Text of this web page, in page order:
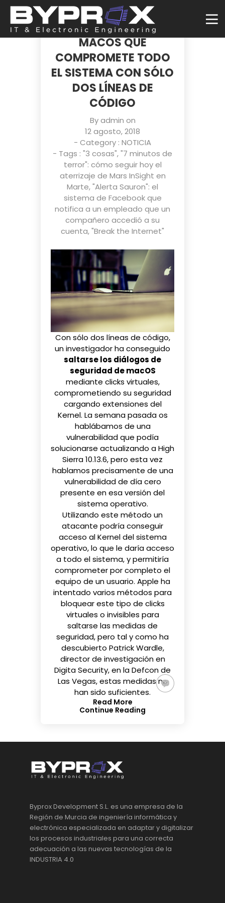
DESCUBIERTA UNA
VULNERABILIDAD EN
MACOS QUE
COMPROMETE TODO
EL SISTEMA CON SÓLO
DOS LÍNEAS DE
CÓDIGO
Byadmin on
12 agosto, 2018
- Category : NOTICIA
- Tags : "3 cosas","7 minutos de
terror": cómo seguir hoy el
aterrizaje de Mars InSight en
Marte,"Alerta Sauron": el
sistema de Facebook que
notifica a un empleado que un
compañero accedió a su
cuenta,"Break the Internet"
Con sólo dos líneas de código,
un investigador ha conseguido
saltarse los diálogos de
seguridad de macOS
mediante clicks virtuales,
comprometiendo su seguridad
cargando extensiones del
Kernel. La semana pasadaos
hablábamos de una
vulnerabilidad que podía
solucionarse actualizando a High
Sierra 10.13.6, pero esta vez
hablamos precisamente de una
vulnerabilidad de día cero
presente en esa versión del
sistema operativo.
Utilizando este método un
atacante podría conseguir
acceso al Kernel del sistema
operativo, lo que le daría acceso
a todo el sistema, y permitiría
comprometer por completo el
equipo de un usuario. Apple ha
intentado varios métodos para
bloquear este tipo de clicks
virtuales o invisibles para
saltarse las medidas de
seguridad, pero tal y como ha
descubierto Patrick Wardle,
director de investigación en
Digita Security, en la Defcon de
Las Vegas, estas medidas no
han sido suficientes.
Read More
Continue Reading
Byprox Development S.L. es una empresa de la
Región de Murcia de ingeniería informática y
electrónica especializada en adaptar y digitalizar
los procesos industriales para una correcta
adecuación a las nuevas tecnologías de la
INDUSTRIA 4.0